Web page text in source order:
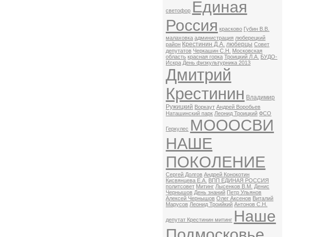
светофор Единая
Россия красково Губин В.В.
малаховка администрация люберецкий
район Крестинин Д.А. люберцы Совет
депутатов Черкашин С.Н.
Московская
область красная горка Троицкий Л.А. БУДО-
Искра День физкультурника 2013
Дмитрий
Крестинин Владимир
Ружицкий Воркаут Андрей Воробьев
Наташинский парк Леонид Троицкий ФСО
Геркулес МОООСВИ
НАШЕ
ПОКОЛЕНИЕ
Сергей Долгов Андрей Конокотин
Кисвянцева Е.А. ВПП ЕДИНАЯ РОССИЯ
политсовет Митинг Лысенков В.М. Денис
Чернышов День знаний Петр Ульянов
Алексей Чернышов Олег Аксенов Виталий
Марусов Леонид Троийкий Антонов С.Н.
депутат Крестинин митинг Наше